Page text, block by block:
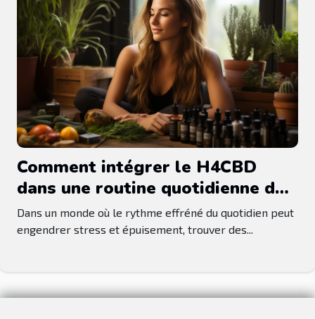
Comment intégrer le H4CBD
dans une routine quotidienne de
relaxation et gestion du stress
Dans un monde où le rythme effréné du quotidien peut
engendrer stress et épuisement, trouver des...